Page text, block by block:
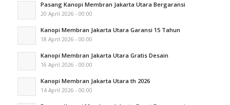
Pasang Kanopi Membran Jakarta Utara Bergaransi
20 April 2026 - 00:00
Kanopi Membran Jakarta Utara Garansi 15 Tahun
18 April 2026 - 00:00
Kanopi Membran Jakarta Utara Gratis Desain
16 April 2026 - 00:00
Kanopi Membran Jakarta Utara th 2026
14 April 2026 - 00:00